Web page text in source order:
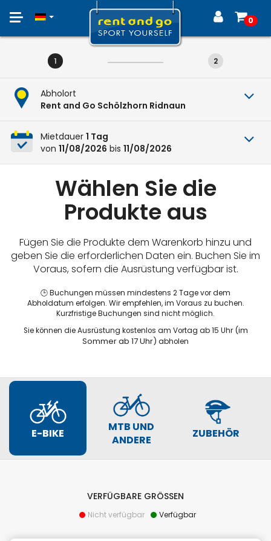
Toggle
0
1 2
Abholort
Rent and Go Schölzhorn Ridnaun
Mietdauer 1 Tag
von 11/08/2026 bis 11/08/2026
Wählen Sie die
Produkte aus
Fügen Sie die Produkte dem Warenkorb hinzu und
geben Sie die erforderlichen Daten ein. Buchen Sie im
Voraus, sofern die Ausrüstung verfügbar ist.
🕒 Buchungen müssen mindestens 2 Tage vor dem
Abholdatum erfolgen. Wir empfehlen, im Voraus zu buchen.
Kurzfristige Buchungen sind nicht möglich.
Sie können die Ausrüstung kostenlos am Vortag ab 15 Uhr (im
Sommer ab 17 Uhr) abholen
E-BIKE
MTB UND
ANDERE
ZUBEHÖR
VERFÜGBARE GRÖSSEN
Nicht verfügbar Verfügbar